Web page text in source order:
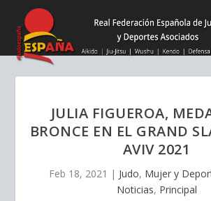
este
sitio
web
accesibilidad.
JULIA FIGUEROA,
BRONCE EN EL GRAND
AVIV 2021
Feb 18, 2021 | Judo, Mujer y
Noticias, Principal